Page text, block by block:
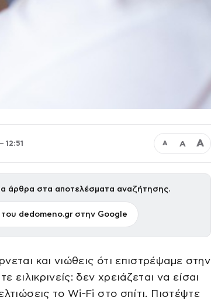
12:51 Α Α Α
άρθρα στα αποτελέσματα αναζήτησης.
dedomeno.gr στην Google
και νιώθεις ότι επιστρέψαμε στην
ειλικρινείς: δεν χρειάζεται να είσαι
το Wi‑Fi στο σπίτι. Πιστέψτε